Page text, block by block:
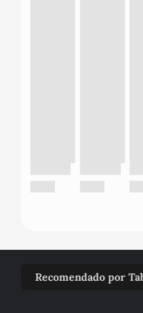
Recomendado por